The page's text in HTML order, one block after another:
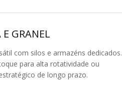
E GRANEL
com silos e armazéns dedicados.
para alta rotatividade ou
de longo prazo.